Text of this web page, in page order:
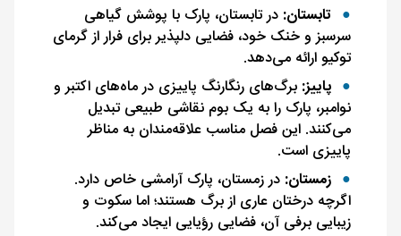
تابستان: در تابستان، پارک با پوشش گیاهی
سرسبز و خنک خود، فضایی دلپذیر برای فرار از گرمای
توکیو ارائه می‌دهد.
پاییز: برگ‌های رنگارنگ پاییزی در ماه‌های اکتبر و
نوامبر، پارک را به یک بوم نقاشی طبیعی تبدیل
می‌کنند. این فصل مناسب علاقه‌مندان به مناظر
پاییزی است.
زمستان: در زمستان، پارک آرامشی خاص دارد.
اگرچه درختان عاری از برگ هستند؛ اما سکوت و
زیبایی برفی آن، فضایی رؤیایی ایجاد می‌کند.